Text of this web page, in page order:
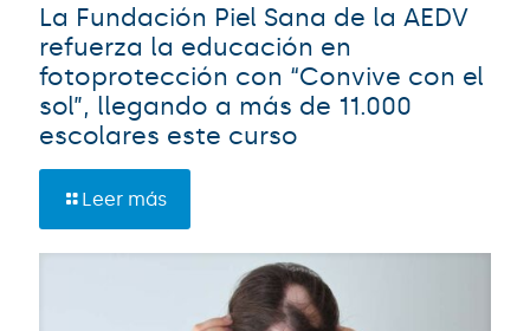
La Fundación Piel Sana de la AEDV
refuerza la educación en
fotoprotección con “Convive con el
sol”, llegando a más de 11.000
escolares este curso
Leer más